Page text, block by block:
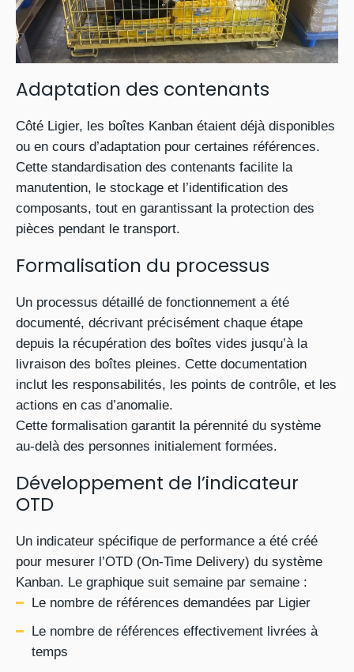
Adaptation des contenants
Côté Ligier, les boîtes Kanban étaient déjà disponibles
ou en cours d’adaptation pour certaines références.
Cette standardisation des contenants facilite la
manutention, le stockage et l’identification des
composants, tout en garantissant la protection des
pièces pendant le transport.
Formalisation du processus
Un processus détaillé de fonctionnement a été
documenté, décrivant précisément chaque étape
depuis la récupération des boîtes vides jusqu’à la
livraison des boîtes pleines. Cette documentation
inclut les responsabilités, les points de contrôle, et les
actions en cas d’anomalie.
Cette formalisation garantit la pérennité du système
au-delà des personnes initialement formées.
Développement de l’indicateur
OTD
Un indicateur spécifique de performance a été créé
pour mesurer l’OTD (On-Time Delivery) du système
Kanban. Le graphique suit semaine par semaine :
Le nombre de références demandées par Ligier
Le nombre de références effectivement livrées à
temps